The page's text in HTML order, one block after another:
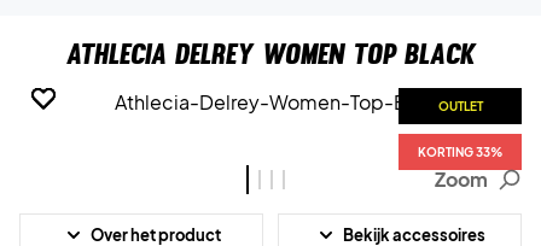
Athlecia Delrey Women Top Black
OUTLET
KORTING 33%
OUTLET
KORTING 33%
OUTLET
KORTING 33%
OUTLET
KORTING 33%
Zoom
Over het product Bekijk accessoires